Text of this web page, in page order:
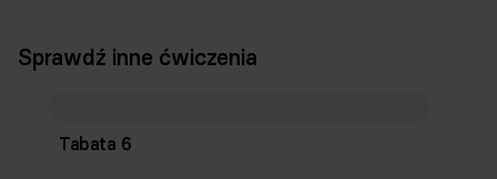
Sprawdź inne ćwiczenia
Tabata 6